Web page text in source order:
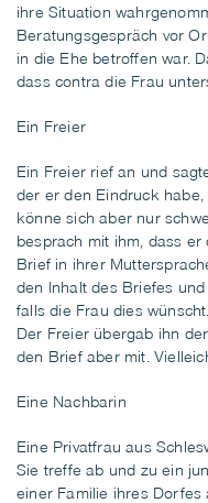
ihre Situation
Beratungsgespräch vor
in die Ehe betroffen war.
dass contra die Frau
Ein Freier
Ein Freier rief an und
der er den Eindruck
könne sich aber nur
besprach mit ihm, dass
Brief in ihrer
den Inhalt des Briefes
falls die Frau dies
Der Freier übergab ihn
den Brief aber mit.
Eine Nachbarin
Eine Privatfrau aus
Sie treffe ab und zu ein
einer Familie ihres